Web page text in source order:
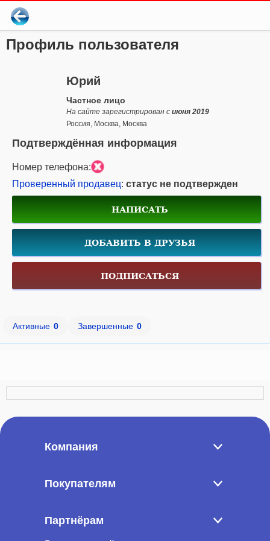
Профиль пользователя
Юрий
Частное лицо
На сайте зарегистрирован с июня 2019
Россия, Москва, Москва
Подтверждённая информация
Номер телефона:
Проверенный продавец: статус не подтвержден
НАПИСАТЬ
ДОБАВИТЬ В ДРУЗЬЯ
ПОДПИСАТЬСЯ
Активные 0 Завершенные 0
Компания
Покупателям
Партнёрам